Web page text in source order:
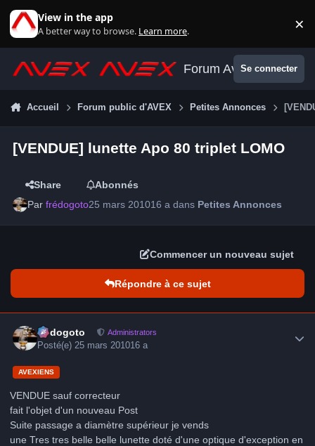
View in the app
A better way to browse. Learn more. ×
Forum AvexSe connecter
Accueil Forum public d'AVEX Petites Annonces
[VENDUE] lunette Apo 80 triplet LOMO
Share
Abonnés
Parfrédogoto25 mars 201016 a dans Petites Annonces
Commencer un nouveau sujet
Répondre à ce sujet
frédogoto Administrators
Posté(e) 25 mars 201016 a
AVEXIENS
VENDUE sauf correcteur
fait l'objet d'un nouveau Post
Suite passage a diamètre supérieur je vends
une Tres tres belle belle lunette doté d'une optique d'exception en